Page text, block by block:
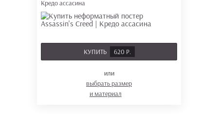
Кредо ассасина
КУПИТЬ 620 Р.
или
выбрать размер
и материал